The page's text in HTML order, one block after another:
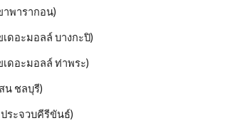
าพารากอน)
ดอะมอลล์ บางกะปิ)
ดอะมอลล์ ท่าพระ)
น ชลบุรี)
ระจวบคีรีขันธ์)